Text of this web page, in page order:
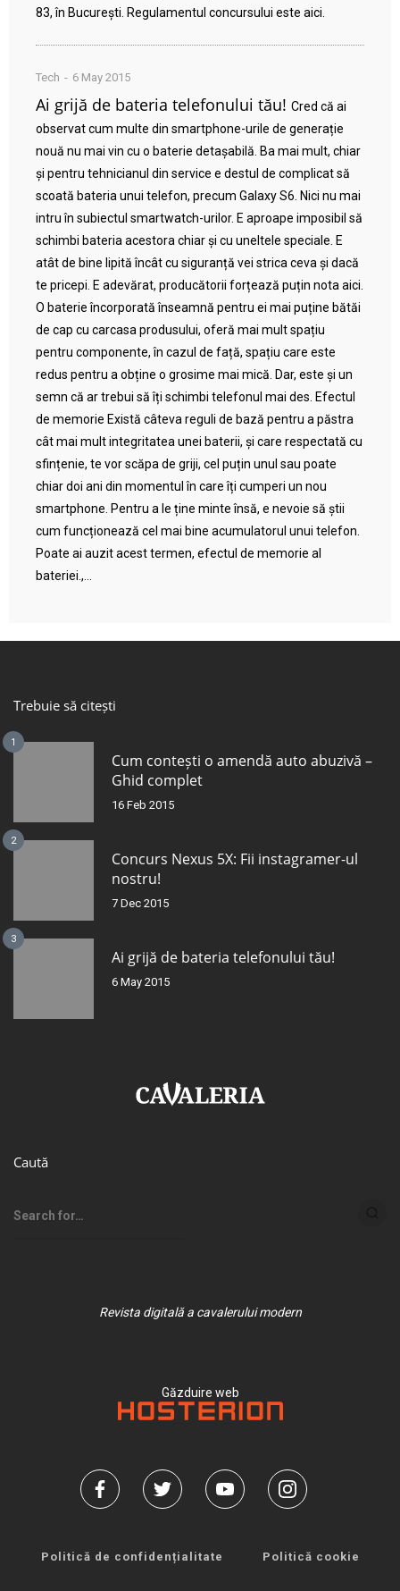
83, în București. Regulamentul concursului este aici.
Tech 6 May 2015
Ai grijă de bateria telefonului tău! Cred că ai
observat cum multe din smartphone-urile de generație
nouă nu mai vin cu o baterie detașabilă. Ba mai mult, chiar
și pentru tehnicianul din service e destul de complicat să
scoată bateria unui telefon, precum Galaxy S6. Nici nu mai
intru în subiectul smartwatch-urilor. E aproape imposibil să
schimbi bateria acestora chiar și cu uneltele speciale. E
atât de bine lipită încât cu siguranță vei strica ceva și dacă
te pricepi. E adevărat, producătorii forțează puțin nota aici.
O baterie încorporată înseamnă pentru ei mai puține bătăi
de cap cu carcasa produsului, oferă mai mult spațiu
pentru componente, în cazul de față, spațiu care este
redus pentru a obține o grosime mai mică. Dar, este și un
semn că ar trebui să îți schimbi telefonul mai des. Efectul
de memorie Există câteva reguli de bază pentru a păstra
cât mai mult integritatea unei baterii, și care respectată cu
sfințenie, te vor scăpa de griji, cel puțin unul sau poate
chiar doi ani din momentul în care îți cumperi un nou
smartphone. Pentru a le ține minte însă, e nevoie să știi
cum funcționează cel mai bine acumulatorul unui telefon.
Poate ai auzit acest termen, efectul de memorie al
bateriei.,...
Trebuie să citești
1
Cum contești o amendă auto abuzivă –
Ghid complet
16 Feb 2015
2
Concurs Nexus 5X: Fii instagramer-ul
nostru!
7 Dec 2015
3
Ai grijă de bateria telefonului tău!
6 May 2015
Caută
Revista digitală a cavalerului modern
Găzduire web
Politică de confidențialitate Politică cookie